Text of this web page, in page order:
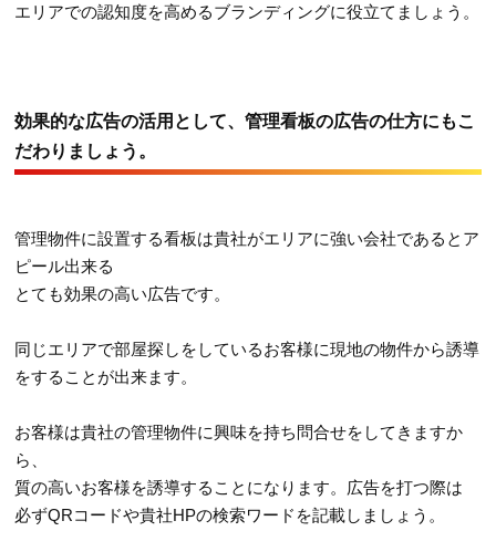
エリアでの認知度を高めるブランディングに役立てましょう。
効果的な広告の活用として、管理看板の広告の仕方にもこ
だわりましょう。
管理物件に設置する看板は貴社がエリアに強い会社であるとア
ピール出来る
とても効果の高い広告です。
同じエリアで部屋探しをしているお客様に現地の物件から誘導
をすることが出来ます。
お客様は貴社の管理物件に興味を持ち問合せをしてきますか
ら、
質の高いお客様を誘導することになります。広告を打つ際は
必ずQRコードや貴社HPの検索ワードを記載しましょう。